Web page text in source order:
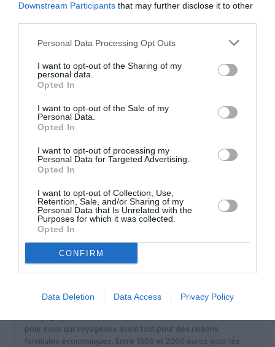
Downstream Participants that may further disclose it to other
Personal Data Processing Opt Outs
I want to opt-out of the Sharing of my
personal data.
Opted In
I want to opt-out of the Sale of my
Personal Data.
Opted In
I want to opt-out of processing my
Personal Data for Targeted Advertising.
Opted In
I want to opt-out of Collection, Use,
Retention, Sale, and/or Sharing of my
Personal Data that Is Unrelated with the
Purposes for which it was collected.
Opted In
CONFIRM
Data Deletion Data Access Privacy Policy
FacebookTwitterPinterestLinkedInEmail
COMMENTAIRE(S)
a commenté :
Mais à quoi bon ?? Il n’y a pas d’eau des coupures qui durent
chez EDF qui eux aussi sont bien lotis. Ces compagnies
n’avaient d’autres destinations de rabattement ??
faba commenté :
11 octobre 2025 - 15 h 17
Nous les ultramarins sommes les vaches à lait des
pour nous qui voyageons avant tout pour des raisons
familiales économiques. Entre 1500 et 2000 euros pour les